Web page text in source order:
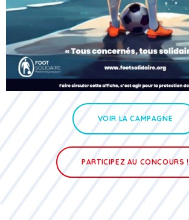
VOIR LA CAMPAGNE
PARTICIPEZ AU CONCOURS !